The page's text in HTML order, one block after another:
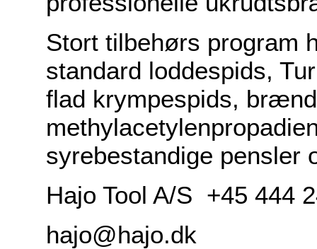
Stort tilbehørs program
standard loddespids,
flad krympespids,
syrebestandige pensler
Hajo Tool A/S +45 444
hajo@hajo.dk